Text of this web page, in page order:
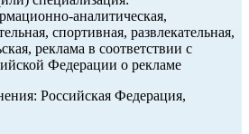
аналитическая,
спортивная, развлекательная,
реклама в соответствии с
Федерации о рекламе
Российская Федерация,